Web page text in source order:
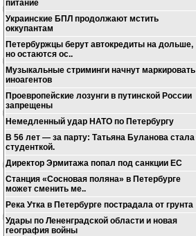
питание
Украинские БПЛ продолжают мстить
оккупантам
Петербуржцы берут автокредиты на дольше,
но остаются ос..
Музыкальные стриминги начнут маркировать
иноагентов
Проевропейские лозунги в путинской России
запрещены
Немедленный удар НАТО по Петербургу
В 56 лет — за парту: Татьяна Буланова стала
студенткой.
Директор Эрмитажа попал под санкции ЕС
Станция «Сосновая поляна» в Петербурге
может сменить ме..
Река Утка в Петербурге пострадала от грунта
Удары по Лененградской области и новая
география войны